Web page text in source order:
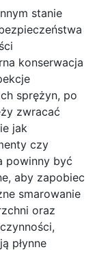
stanie
konserwacja
sprężyn, po
zwracać
jak
czy
powinny być
aby zapobiec
smarowanie
oraz
płynne